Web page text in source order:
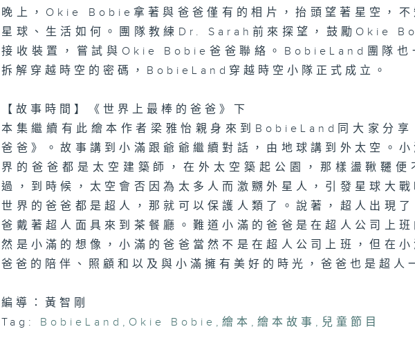
第二百七十二集 -
【玩轉星期五】眼
【嘉賓來了】用手
語唱歌
第二百七十集 -
【手作Easy
Job】手作漁燈/
【跟住Wheel 仔
周圍Look】狐獴
《還要等100個夜
晚上，Okie Bobie拿著與爸爸僅有的相片，抬頭望著星空，不
星球、生活如何。團隊教練Dr. Sarah前來探望，鼓勵Okie
接收裝置，嘗試與Okie Bobie爸爸聯絡。BobieLand團隊也
拆解穿越時空的密碼，BobieLand穿越時空小隊正式成立。
【故事時間】《世界上最棒的爸爸》下
本集繼續有此繪本作者梁雅怡親身來到BobieLand同大家分享
爸爸》。故事講到小滿跟爺爺繼續對話，由地球講到外太空。
界的爸爸都是太空建築師，在外太空築起公園，那樣盪鞦韆便
過，到時候，太空會否因為太多人而激嬲外星人，引發星球大戰
世界的爸爸都是超人，那就可以保護人類了。說著，超人出現
爸戴著超人面具來到茶餐廳。難道小滿的爸爸是在超人公司上
然是小滿的想像，小滿的爸爸當然不是在超人公司上班，但在小
爸爸的陪伴、照顧和以及與小滿擁有美好的時光，爸爸也是超人
編導：黃智剛
Tag:
BobieLand , Okie Bobie ,繪本 ,繪本故事 , 兒童節目